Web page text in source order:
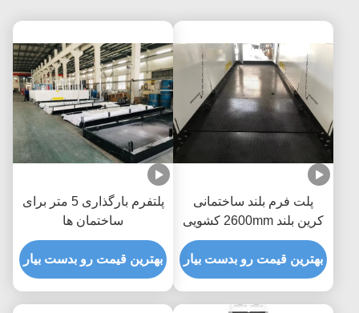
پلت فرم بلند ساختمانی
کرین بلند 2600mm کشویی
عرض MLP2600
بهترین قیمت رو بدست بیار
پلتفرم بارگذاری 5 متر برای
ساختمان ها
بهترین قیمت رو بدست بیار